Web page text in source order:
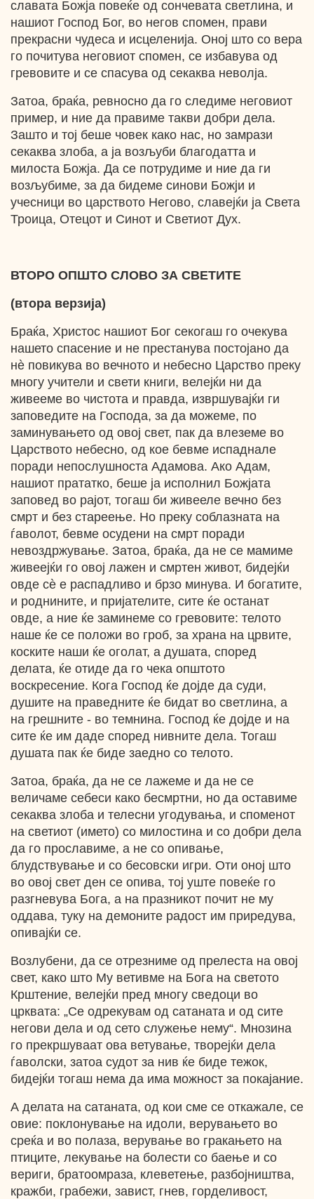
славата Божја повеќе од сончевата светлина, и
нашиот Господ Бог, во негов спомен, прави
прекрасни чудеса и исцеленија. Оној што со вера
го почитува неговиот спомен, се избавува од
гревовите и се спасува од секаква неволја.
Затоа, браќа, ревносно да го следиме неговиот
пример, и ние да правиме такви добри дела.
Зашто и тој беше човек како нас, но замрази
секаква злоба, а ја возљуби благодатта и
милоста Божја. Да се потрудиме и ние да ги
возљубиме, за да бидеме синови Божји и
учесници во царството Негово, славејќи ја Света
Троица, Отецот и Синот и Светиот Дух.
ВТОРО ОПШТО СЛОВО ЗА СВЕТИТЕ
(втора верзија)
Браќа, Христос нашиот Бог секогаш го очекува
нашето спасение и не престанува постојано да
нѐ повикува во вечното и небесно Царство преку
многу учители и свети книги, велејќи ни да
живееме во чистота и правда, извршувајќи ги
заповедите на Господа, за да можеме, по
заминувањето од овој свет, пак да влеземе во
Царството небесно, од кое бевме испаднале
поради непослушноста Адамова. Ако Адам,
нашиот прататко, беше ја исполнил Божјата
заповед во рајот, тогаш би живееле вечно без
смрт и без стареење. Но преку соблазната на
ѓаволот, бевме осудени на смрт поради
невоздржување. Затоа, браќа, да не се мамиме
живеејќи го овој лажен и смртен живот, бидејќи
овде сѐ е распадливо и брзо минува. И богатите,
и роднините, и пријателите, сите ќе останат
овде, а ние ќе заминеме со гревовите: телото
наше ќе се положи во гроб, за храна на црвите,
коските наши ќе оголат, а душата, според
делата, ќе отиде да го чека општото
воскресение. Кога Господ ќе дојде да суди,
душите на праведните ќе бидат во светлина, а
на грешните - во темнина. Господ ќе дојде и на
сите ќе им даде според нивните дела. Тогаш
душата пак ќе биде заедно со телото.
Затоа, браќа, да не се лажеме и да не се
величаме себеси како бесмртни, но да оставиме
секаква злоба и телесни угодувања, и споменот
на светиот (името) со милостина и со добри дела
да го прославиме, а не со опивање,
блудствување и со бесовски игри. Оти оној што
во овој свет ден се опива, тој уште повеќе го
разгневува Бога, а на празникот почит не му
оддава, туку на демоните радост им приредува,
опивајќи се.
Возлубени, да се отрезниме од прелеста на овој
свет, како што Му ветивме на Бога на светото
Крштение, велејќи пред многу сведоци во
црквата: „Се одрекувам од сатаната и од сите
негови дела и од сето служење нему“. Мнозина
го прекршуваат ова ветување, творејќи дела
ѓаволски, затоа судот за нив ќе биде тежок,
бидејќи тогаш нема да има можност за покајание.
А делата на сатаната, од кои сме се откажале, се
овие: поклонување на идоли, верувањето во
среќа и во полаза, верување во гракањето на
птиците, лекување на болести со баење и со
вериги, братоомраза, клеветење, разбојништва,
кражби, грабежи, завист, гнев, горделивост,